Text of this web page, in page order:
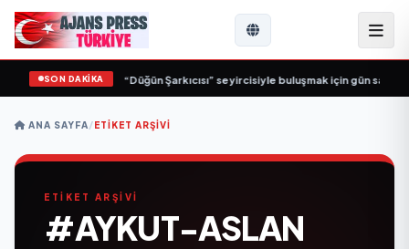
SON DAKİKA
İş Birliği: “Vişne”• “Düğün Şarkıcısı” seyircisiyle buluşmak için gün sayıyor
ANA SAYFA/ETIKET ARŞIVI
ETİKET ARŞİVİ
#AYKUT-ASLAN